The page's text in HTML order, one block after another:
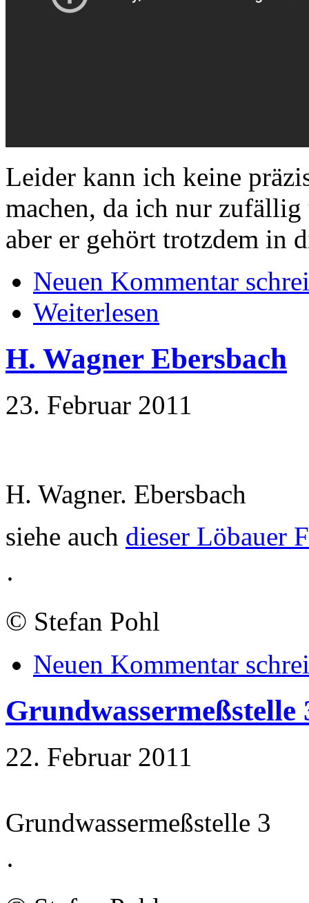
Leider kann ich keine
machen, da ich nur
aber er gehört trotzdem in
Neuen Kommentar
Weiterlesen
H. Wagner Ebersbach
23. Februar 2011
H. Wagner. Ebersbach
siehe auch dieser Löbauer
·
© Stefan Pohl
Neuen Kommentar
Grundwassermeßstelle
22. Februar 2011
Grundwassermeßstelle 3
·